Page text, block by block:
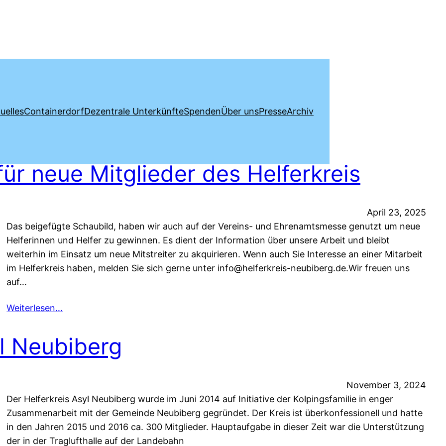
ContainerdorfDezentrale UnterkünfteSpendenÜber unsPresseArchiv
neue Mitglieder des Helferkreis
April 23, 2025
Das beigefügte Schaubild, haben wir auch auf der Vereins- und Ehrenamtsmesse genutzt um neue
Helferinnen und Helfer zu gewinnen. Es dient der Information über unsere Arbeit und bleibt
weiterhin im Einsatz um neue Mitstreiter zu akquirieren. Wenn auch Sie Interesse an einer Mitarbeit
im Helferkreis haben, melden Sie sich gerne unter info@helferkreis-neubiberg.de.Wir freuen uns
auf…
Weiterlesen…
Neubiberg
November 3, 2024
Der Helferkreis Asyl Neubiberg wurde im Juni 2014 auf Initiative der Kolpingsfamilie in enger
Zusammenarbeit mit der Gemeinde Neubiberg gegründet. Der Kreis ist überkonfessionell und hatte
in den Jahren 2015 und 2016 ca. 300 Mitglieder. Hauptaufgabe in dieser Zeit war die Unterstützung
der in der Traglufthalle auf der Landebahn